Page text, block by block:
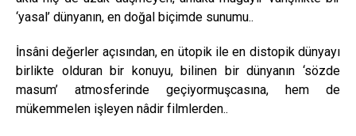
‘yasal’ dünyanın, en doğal biçimde sunumu..
İnsâni değerler açısından, en ütopik ile en distopik dünyayı
birlikte olduran bir konuyu, bilinen bir dünyanın ‘sözde
masum’ atmosferinde geçiyormuşcasına, hem de
mükemmelen işleyen nâdir filmlerden..